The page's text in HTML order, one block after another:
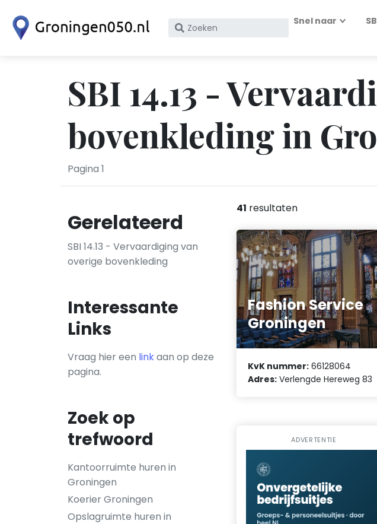
Zoek
KvK
nummer
Snel naar
SBI 14.13 -
bovenkleding in
Pagina 1
Gerelateerd
SBI 14.13 - Vervaardiging van
overige bovenkleding
Interessante
Links
Vraag hier een linkaan op deze
pagina.
Zoek op
trefwoord
Kantoorruimte huren in
Groningen
Koerier Groningen
Opslagruimte huren in
41 resultaten
Fashion Service
Groningen
KvK nummer: 66128064
Adres: Verlengde Hereweg 83
ADVERTENTIE